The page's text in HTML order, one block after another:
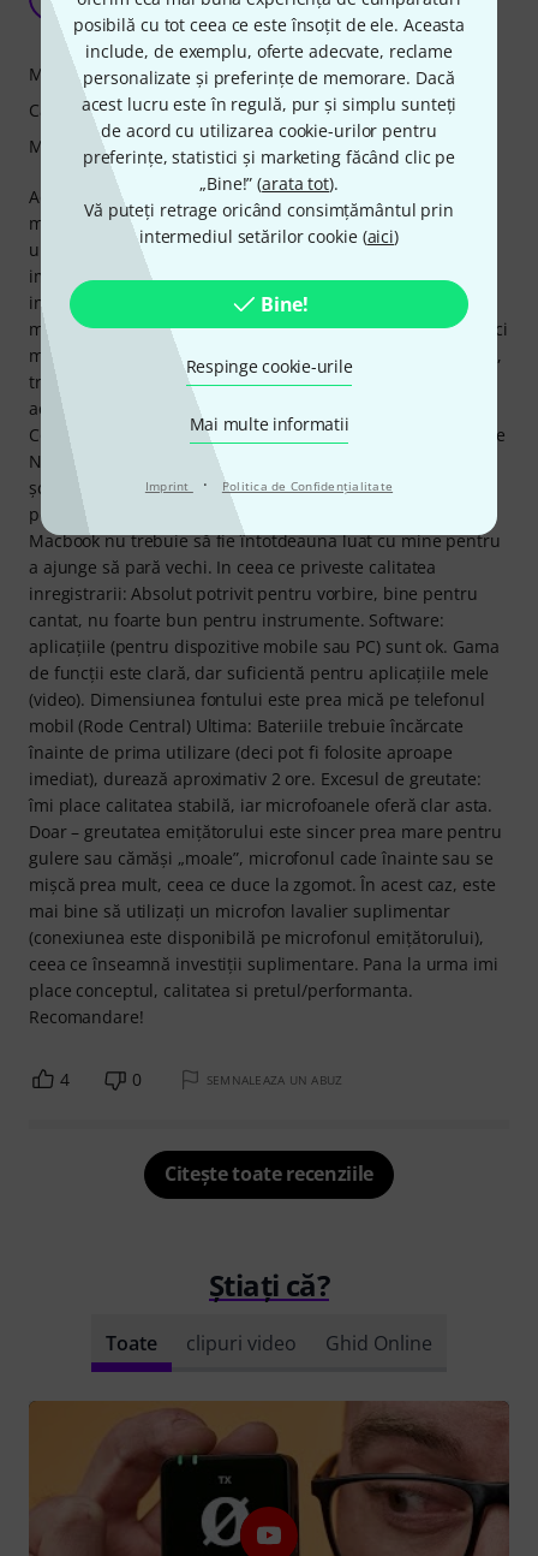
posibilă cu tot ceea ce este însoțit de ele. Aceasta
include, de exemplu, oferte adecvate, reclame
personalizate și preferințe de memorare. Dacă
acest lucru este în regulă, pur și simplu sunteți
de acord cu utilizarea cookie-urilor pentru
preferințe, statistici și marketing făcând clic pe
„Bine!” (arata tot).
Vă puteți retrage oricând consimțământul prin
intermediul setărilor cookie (aici)
Bine!
Respinge cookie-urile
Mai multe informatii
Imprint · Politica de Confidenţialitate
scholzky 13.09.2024
Achizitionat recent si testat pe larg, sunt in general
multumit de produs. Pentru preț, acesta este cu siguranță
un set ieftin și aproape complet pentru a începe (aproape)
imediat. Mijloace complete: toate cablurile necesare sunt
incluse, protecția împotriva vântului pentru ambele
microfoane este inclusă. Ce NU este inclus: Instrucțiuni. Nici
măcar un ghid de pornire rapidă. Pentru a face acest lucru,
trebuie să căutați instrucțiuni pe internet la Rode. Cu toate
acestea, nu poate fi descărcat, poate fi folosit doar online.
Conținutul este ok, dar lasă unele întrebări fără răspuns. Ce
NU este inclus: Un cablu USB la USB C. Ok, poate sunt de
școală veche. În orice caz, folosesc un notebook mai vechi
pentru înregistrarea și încărcarea microfoanelor, elegantul
Macbook nu trebuie să fie întotdeauna luat cu mine pentru
a ajunge să pară vechi. In ceea ce priveste calitatea
inregistrarii: Absolut potrivit pentru vorbire, bine pentru
cantat, nu foarte bun pentru instrumente. Software:
aplicațiile (pentru dispozitive mobile sau PC) sunt ok. Gama
de funcții este clară, dar suficientă pentru aplicațiile mele
(video). Dimensiunea fontului este prea mică pe telefonul
mobil (Rode Central) Ultima: Bateriile trebuie încărcate
înainte de prima utilizare (deci pot fi folosite aproape
imediat), durează aproximativ 2 ore. Excesul de greutate:
îmi place calitatea stabilă, iar microfoanele oferă clar asta.
Doar – greutatea emițătorului este sincer prea mare pentru
gulere sau cămăși „moale”, microfonul cade înainte sau se
mișcă prea mult, ceea ce duce la zgomot. În acest caz, este
mai bine să utilizați un microfon lavalier suplimentar
(conexiunea este disponibilă pe microfonul emițătorului),
ceea ce înseamnă investiții suplimentare. Pana la urma imi
place conceptul, calitatea si pretul/performanta.
Recomandare!
Manipulare
Caracteristici
Măiestrie
4 0 SEMNALEAZA UN ABUZ
Citește toate recenziile
Știați că?
Toate clipuri video Ghid Online